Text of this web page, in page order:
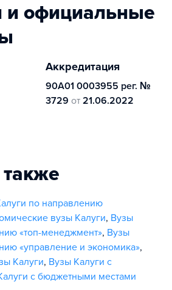
и официальные
Аккредитация
90А01 0003955 рег. №
3729 от 21.06.2022
по направлению
вузы Калуги, Вузы
«топ-менеджмент», Вузы
«управление и экономика»,
Калуги, Вузы Калуги с
с бюджетными местами